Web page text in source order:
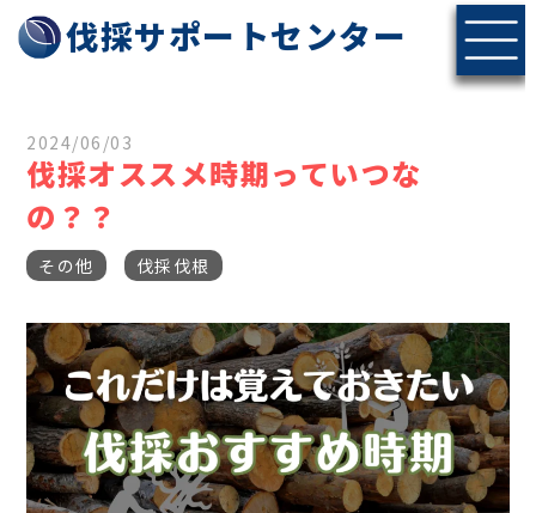
伐採サポートセンター
2024/06/03
伐採オススメ時期っていつな
の？？
その他 伐採伐根